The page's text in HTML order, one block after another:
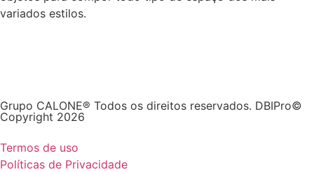
variados estilos.
Grupo CALONE® Todos os direitos reservados. DBIPro©
Copyright 2026
Termos de uso
Políticas de Privacidade